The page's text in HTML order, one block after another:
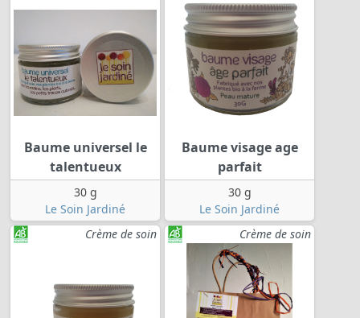
Baume universel le
talentueux
30 g
Le Soin Jardiné
Baume visage age
parfait
30 g
Le Soin Jardiné
Crème de soin
Crème de soin